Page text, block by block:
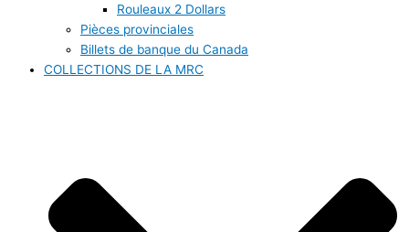
Rouleaux 2 Dollars
Pièces provinciales
Billets de banque du Canada
COLLECTIONS DE LA MRC